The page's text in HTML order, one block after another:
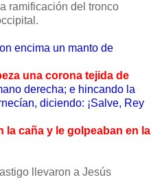
ramificación del tronco
encima un manto de
una corona tejida de
derecha; e hincando la
diciendo: ¡Salve, Rey
la caña y le golpeaban en la
llevaron a Jesús